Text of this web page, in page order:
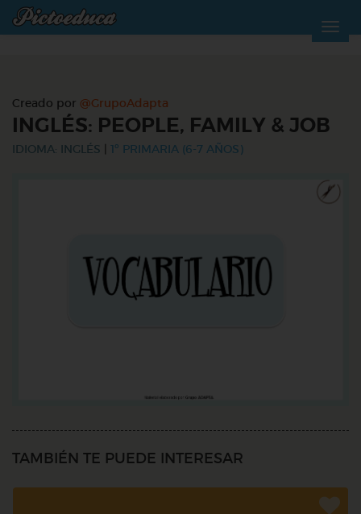
Creado por @GrupoAdapta
INGLÉS: PEOPLE, FAMILY & JOB
IDIOMA: INGLÉS 1º PRIMARIA (6-7 AÑOS)
TAMBIÉN TE PUEDE INTERESAR